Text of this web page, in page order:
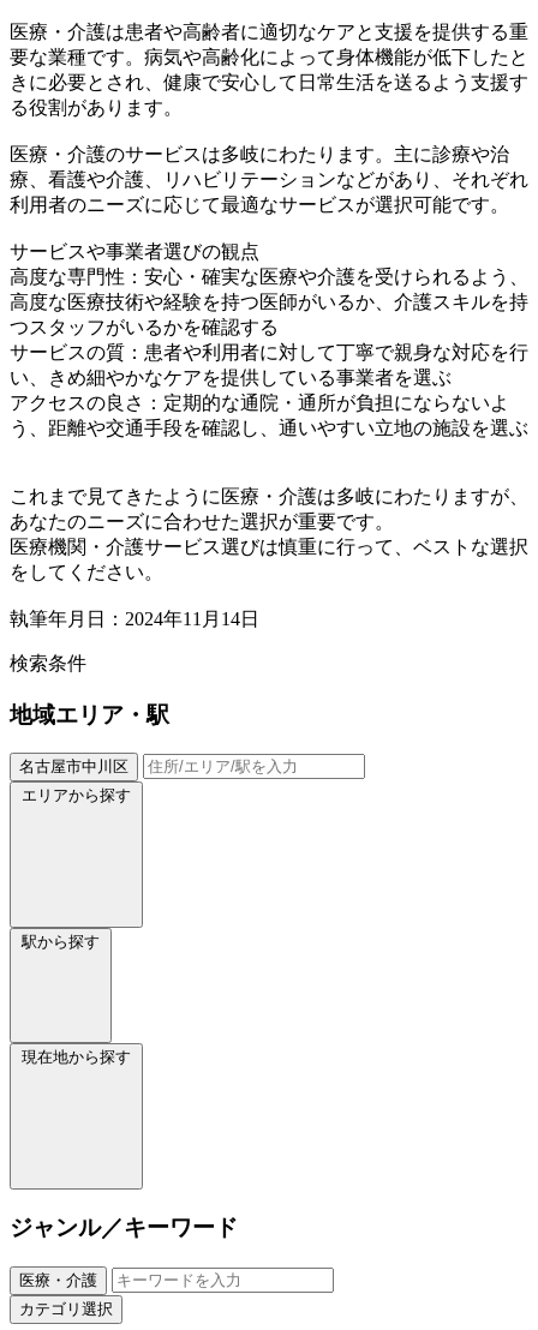
医療・介護は患者や高齢者に適切なケアと支援を提供する重
要な業種です。病気や高齢化によって身体機能が低下したと
きに必要とされ、健康で安心して日常生活を送るよう支援す
る役割があります。
医療・介護のサービスは多岐にわたります。主に診療や治
療、看護や介護、リハビリテーションなどがあり、それぞれ
利用者のニーズに応じて最適なサービスが選択可能です。
サービスや事業者選びの観点
高度な専門性：安心・確実な医療や介護を受けられるよう、
高度な医療技術や経験を持つ医師がいるか、介護スキルを持
つスタッフがいるかを確認する
サービスの質：患者や利用者に対して丁寧で親身な対応を行
い、きめ細やかなケアを提供している事業者を選ぶ
アクセスの良さ：定期的な通院・通所が負担にならないよ
う、距離や交通手段を確認し、通いやすい立地の施設を選ぶ
これまで見てきたように医療・介護は多岐にわたりますが、
あなたのニーズに合わせた選択が重要です。
医療機関・介護サービス選びは慎重に行って、ベストな選択
をしてください。
執筆年月日：2024年11月14日
検索条件
地域エリア・駅
名古屋市中川区
エリアから探す
駅から探す
現在地から探す
ジャンル／キーワード
医療・介護
カテゴリ選択